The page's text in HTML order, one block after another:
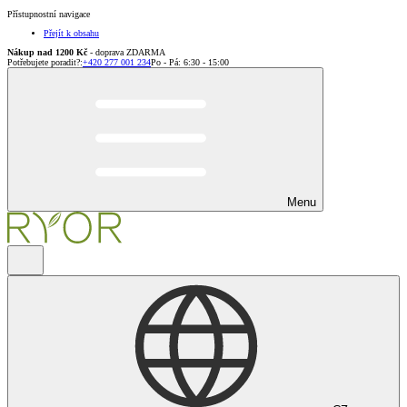
Přístupnostní navigace
Přejít k obsahu
Nákup nad 1200 Kč - doprava ZDARMA
Potřebujete poradit?:+420 277 001 234Po - Pá: 6:30 - 15:00
Menu